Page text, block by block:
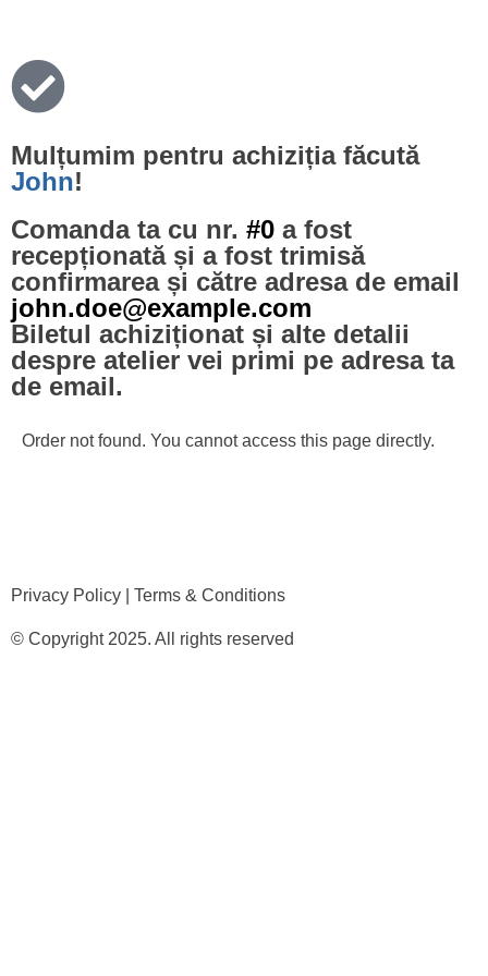
Mulțumim pentru achiziția făcută
John!
Comanda ta cu nr. #0 a fost
recepționată și a fost trimisă
confirmarea și către adresa de email
john.doe@example.com
Biletul achiziționat și alte detalii
despre atelier vei primi pe adresa ta
de email.
Order not found. You cannot access this page directly.
Privacy Policy Terms & Conditions
© Copyright 2025. All rights reserved